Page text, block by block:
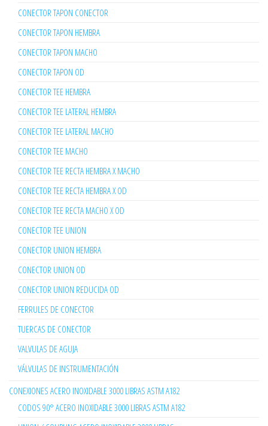
CONECTOR TAPON CONECTOR
CONECTOR TAPON HEMBRA
CONECTOR TAPON MACHO
CONECTOR TAPON OD
CONECTOR TEE HEMBRA
CONECTOR TEE LATERAL HEMBRA
CONECTOR TEE LATERAL MACHO
CONECTOR TEE MACHO
CONECTOR TEE RECTA HEMBRA X MACHO
CONECTOR TEE RECTA HEMBRA X OD
CONECTOR TEE RECTA MACHO X OD
CONECTOR TEE UNION
CONECTOR UNION HEMBRA
CONECTOR UNION OD
CONECTOR UNION REDUCIDA OD
FERRULES DE CONECTOR
TUERCAS DE CONECTOR
VALVULAS DE AGUJA
VÁLVULAS DE INSTRUMENTACIÓN
CONEXIONES ACERO INOXIDABLE 3000 LIBRAS ASTM A182
CODOS 90° ACERO INOXIDABLE 3000 LIBRAS ASTM A182